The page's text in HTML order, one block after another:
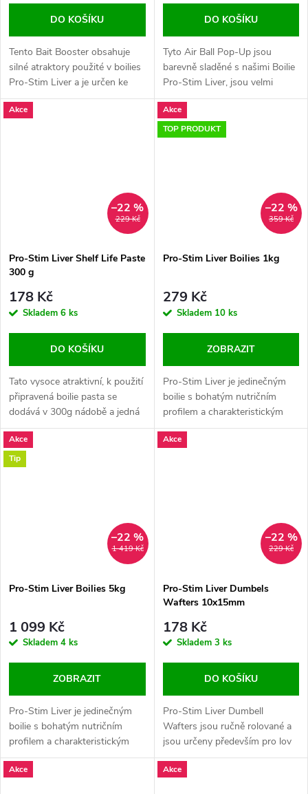
DO KOŠÍKU
Tento Bait Booster obsahuje
silné atraktory použité v boilies
Pro-Stim Liver a je určen ke
zvýšení atraktivity boilies,
návnad a sypkých krmiv,
DO KOŠÍKU
Tyto Air Ball Pop-Up jsou
barevně sladěné s našimi Boilie
Pro-Stim Liver, jsou velmi
plovoucí a dostatečně odolné
Akce
229 Kč
–22 %
Pro-Stim Liver Shelf Life Paste
300 g
178 Kč
Skladem 6 ks
DO KOŠÍKU
Tato vysoce atraktivní, k použití
připravená boilie pasta se
dodává v 300g nádobě a jedná
se o stejný produkt, který se
používá k výrobě boilie Pro-
Stim Liver shelf life.
Akce
TOP PRODUKT
359 Kč
–22 %
Pro-Stim Liver Boilies 1kg
279 Kč
Skladem 10 ks
ZOBRAZIT
Pro-Stim Liver je jedinečným
boilie s bohatým nutričním
profilem a charakteristickým
aroma " uzené česnekové
klobásy".
Akce
Tip
1 419 Kč
–22 %
Pro-Stim Liver Boilies 5kg
1 099 Kč
Skladem 4 ks
ZOBRAZIT
Pro-Stim Liver je jedinečným
boilie s bohatým nutričním
profilem a charakteristickým
aroma " uzené česnekové
klobásy".
Akce
229 Kč
–22 %
Pro-Stim Liver Dumbels
Wafters 10x15mm
178 Kč
Skladem 3 ks
DO KOŠÍKU
Pro-Stim Liver Dumbell
Wafters jsou ručně rolované a
jsou určeny především pro lov
ve spojení s Live System Boilies
Akce Akce